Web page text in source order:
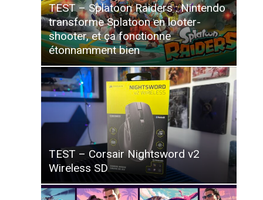
TEST – Splatoon Raiders : Nintendo
transforme Splatoon en looter-
shooter, et ça fonctionne
étonnamment bien
TEST – Corsair Nightsword v2
Wireless SD